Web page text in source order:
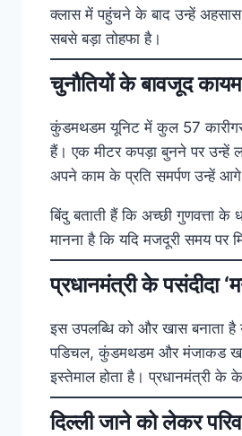
क्लास में पहुंचने के बाद उन्हें
सबसे बड़ा तोहफा है।
चुनौतियों के बावजूद कायम
कुंडमथडम यूनिट में कुल 57
हैं। एक मीटर कपड़ा बुनने पर उन्हें
अपने काम के प्रति समर्पण उन्हें आगे
बिंदु बताती हैं कि अच्छी गुणवत्ता
मानना है कि यदि मजदूरी समय
प्रधानमंत्री के पसंदीदा
इस उपलब्धि को और खास बनाता
पडिचल, कुंडमथडम और मंजाकड
इस्तेमाल होता है। प्रधानमंत्री के
दिल्ली जाने को लेकर